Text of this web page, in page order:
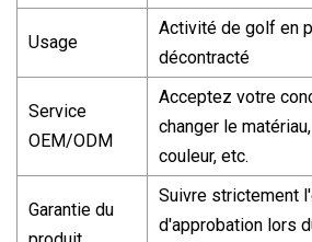
Usage
Activité de golf en
décontracté
Service
OEM/ODM
Acceptez votre
changer le
couleur, etc.
Garantie du
Suivre strictement
d'approbation lors